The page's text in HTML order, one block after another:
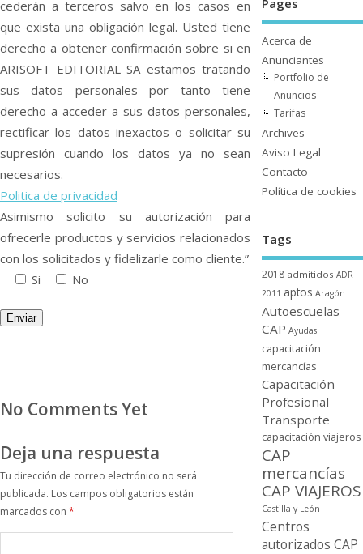
cederán a terceros salvo en los casos en
que exista una obligación legal. Usted tiene
derecho a obtener confirmación sobre si en
ARISOFT EDITORIAL SA estamos tratando
sus datos personales por tanto tiene
derecho a acceder a sus datos personales,
rectificar los datos inexactos o solicitar su
supresión cuando los datos ya no sean
necesarios.
Politica de privacidad
Asimismo solicito su autorización para
ofrecerle productos y servicios relacionados
con los solicitados y fidelizarle como cliente.”
Si
No
No Comments Yet
Deja una respuesta
Tu dirección de correo electrónico no será
publicada. Los campos obligatorios están
marcados con *
Pages
Acerca de
Anunciantes
Portfolio de
Anuncios
Tarifas
Archives
Aviso Legal
Contacto
Polí­tica de cookies
Tags
2018 admitidos ADR
2011 aptos Aragón
Autoescuelas
CAP Ayudas
capacitación
mercancí­as
Capacitación
Profesional
Transporte
capacitación viajeros
CAP
mercancí­as
CAP VIAJEROS
Castilla y León
Centros
autorizados CAP